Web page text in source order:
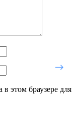
этом браузере для